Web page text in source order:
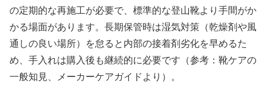
の定期的な再施工が必要で、標準的な登山靴より手間がか
かる場面があります。長期保管時は湿気対策（乾燥剤や風
通しの良い場所）を怠ると内部の接着剤劣化を早めるた
め、手入れは購入後も継続的に必要です（参考：靴ケアの
一般知見、メーカーケアガイドより）。